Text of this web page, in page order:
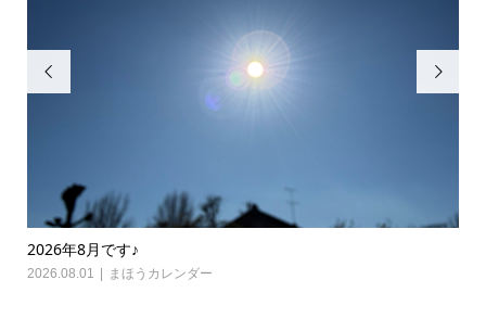

2026年8月です♪
2026.08.01 まほうカレンダー
